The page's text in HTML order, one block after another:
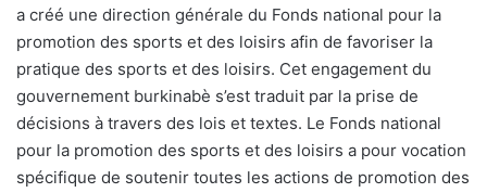
a créé une direction générale du Fonds national pour la
promotion des sports et des loisirs afin de favoriser la
pratique des sports et des loisirs. Cet engagement du
gouvernement burkinabè s’est traduit par la prise de
décisions à travers des lois et textes. Le Fonds national
pour la promotion des sports et des loisirs a pour vocation
spécifique de soutenir toutes les actions de promotion des